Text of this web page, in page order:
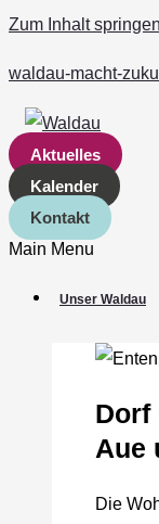
Zum Inhalt springen
waldau-macht-
Aktuelles
Kalender
Kontakt
Main Menu
Unser Waldau
Dorf
Aue
Die